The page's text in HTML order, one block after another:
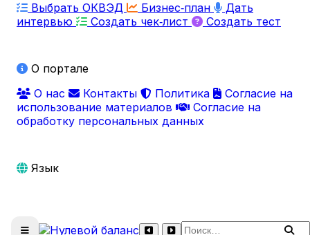
Выбрать ОКВЭД
Бизнес‑план
Дать
интервью
Создать чек‑лист Создать тест
О портале
О нас
Контакты Политика
Согласие на
использование материалов
Согласие на
обработку персональных данных
Язык
Поиск по сайту